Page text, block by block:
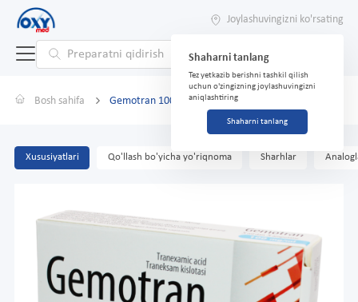
Joylashuvingizni ko'rsating
Shaharni tanlang
Tez yetkazib berishni tashkil qilish
uchun o'zingizning joylashuvingizni
aniqlashtiring
Shaharni tanlang
Bosh sahifa Gemotran 100 mg/ml 5 ml № 5
Xususiyatlari Qo'llash bo'yicha yo'riqnoma Sharhlar